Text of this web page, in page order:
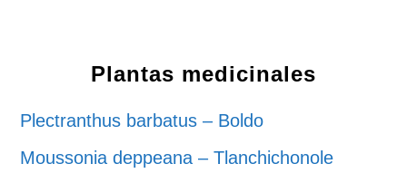
Plantas medicinales
Plectranthus barbatus – Boldo
Moussonia deppeana – Tlanchichonole